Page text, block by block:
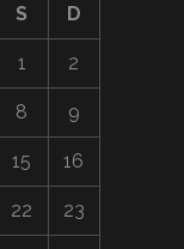
S D
1 2
8 9
15 16
22 23